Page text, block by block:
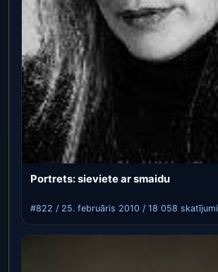
Portrets: sieviete ar smaidu
#822 / 25. februāris 2010 / 18 058 skatījumi